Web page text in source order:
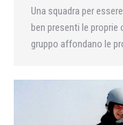
Una squadra per
ben presenti le proprie
gruppo affondano le